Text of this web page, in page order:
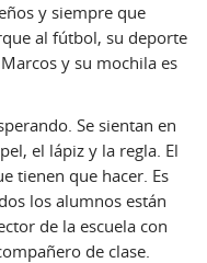
y siempre que
al fútbol, su deporte
y su mochila es
Se sientan en
el lápiz y la regla. El
tienen que hacer. Es
los alumnos están
de la escuela con
de clase.